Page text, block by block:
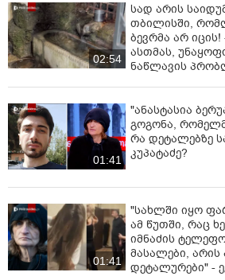
02:54
სად არის
თბილისში,
ბევრმა არ იცის!
ასთმას,
ნაწლავის
01:41
"ანასტასია
გოგონა,
რა დეტალებზე
კუპატაძე?
01:41
"სახლში იყო
ამ წუთში, რაც
იმნაძის
მასალები, არის
დეტალურები" -